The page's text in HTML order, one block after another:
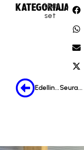
KATEGORIA:
Uuti
set
JAA:
Edellinen Seuraava